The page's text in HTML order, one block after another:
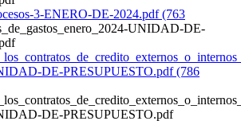
3-ENERO-DE-2024.pdf (763
UNIDAD-DE-
DE-PRESUPUESTO.pdf (786
DE-PRESUPUESTO.pdf